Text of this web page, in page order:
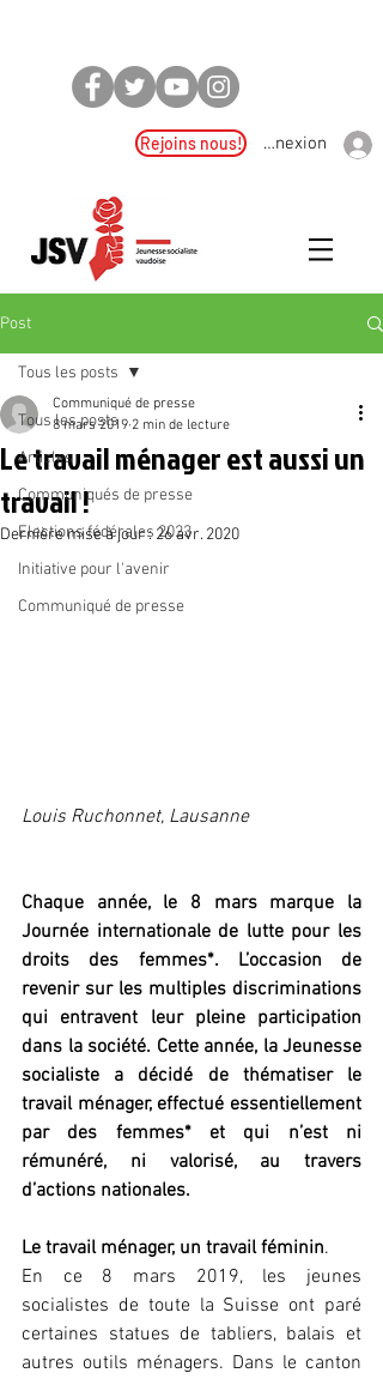
Rejoins nous! Connexion
Post
Tous les posts
Articles
Communiqués de presse
Elections fédérales 2023
Initiative pour l'avenir
Communiqué de presse
Tous les posts
Le travail ménager est aussi un
travail !
Communiqué de presse
8 mars 2019 2 min de lecture
Dernière mise à jour :26 avr. 2020
Louis Ruchonnet, Lausanne
Chaque année, le 8 mars marque la
Journée internationale de lutte pour les
droits des femmes*. L’occasion de
revenir sur les multiples discriminations
qui entravent leur pleine participation
dans la société. Cette année, la Jeunesse
socialiste a décidé de thématiser le
travail ménager, effectué essentiellement
par des femmes* et qui n’est ni
rémunéré, ni valorisé, au travers
d’actions nationales.
Le travail ménager, un travail féminin.
En ce 8 mars 2019, les jeunes
socialistes de toute la Suisse ont paré
certaines statues de tabliers, balais et
autres outils ménagers. Dans le canton